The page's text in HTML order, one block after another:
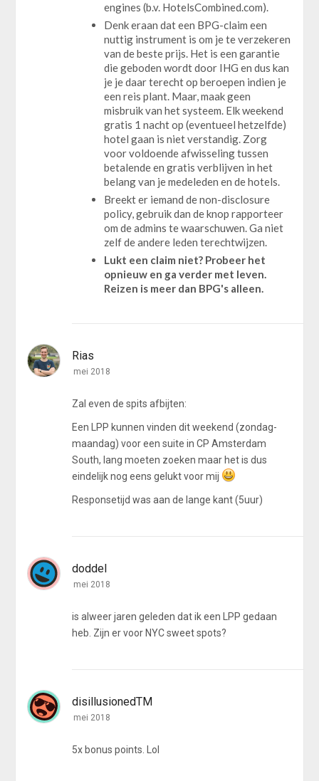
engines (b.v. HotelsCombined.com).
Denk eraan dat een BPG-claim een
nuttig instrument is om je te verzekeren
van de beste prijs. Het is een garantie
die geboden wordt door IHG en dus kan
je je daar terecht op beroepen indien je
een reis plant. Maar, maak geen
misbruik van het systeem. Elk weekend
gratis 1 nacht op (eventueel hetzelfde)
hotel gaan is niet verstandig. Zorg
voor voldoende afwisseling tussen
betalende en gratis verblijven in het
belang van je medeleden en de hotels.
Breekt er iemand de non-disclosure
policy, gebruik dan de knop rapporteer
om de admins te waarschuwen. Ga niet
zelf de andere leden terechtwijzen.
Lukt een claim niet? Probeer het
opnieuw en ga verder met leven.
Reizen is meer dan BPG's alleen.
Rias
mei 2018
Zal even de spits afbijten:
Een LPP kunnen vinden dit weekend (zondag-
maandag) voor een suite in CP Amsterdam
South, lang moeten zoeken maar het is dus
eindelijk nog eens gelukt voor mij
Responsetijd was aan de lange kant (5uur)
doddel
mei 2018
is alweer jaren geleden dat ik een LPP gedaan
heb. Zijn er voor NYC sweet spots?
disillusionedTM
mei 2018
5x bonus points. Lol